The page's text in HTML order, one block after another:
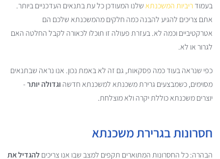
בעמודריביות המשכנתאשלנו המעודכן כל עת בתנאים העדכניים ביותר.
אתם צריכים להגיע להבנה כמה חלקים מהמשכנתא שלכם הם
אטרקטיביים וכמה לא. בעזרת פעולה זו תוכלו לכאורה לקבל החלטה האם
לגרור או לא.
כפי שנראה בעוד כמה פסקאות, גם זה לא באמת נכון. אנו נראה שבתנאים
מסוימים, כשמבצעים גרירת משכנתא למשכנתא חדשה וגדולה יותר-
יוצרים משכנתא כוללת יקרה ולא מוצלחת.
חסרונות בגרירת משכנתא
הבהרה: כל החסרונות המתוארים תקפים למצב שבו אנו צריכיםלהגדיל את